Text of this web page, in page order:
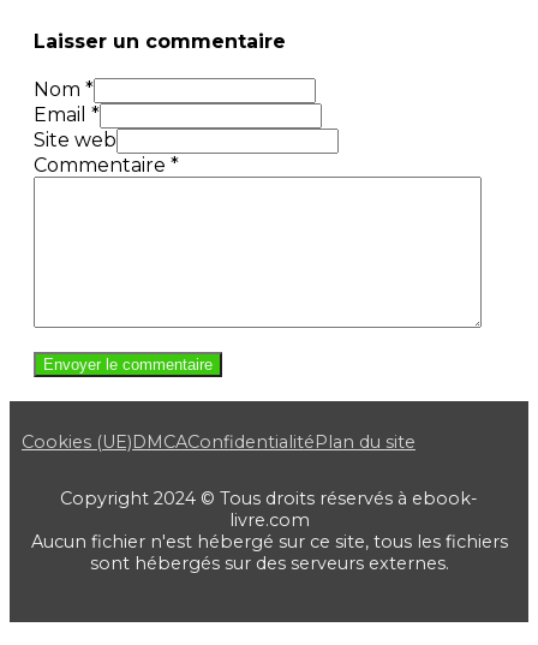
Laisser un commentaire
Nom *
Email *
Site web
Commentaire *
Cookies (UE)DMCAConfidentialitéPlan du site
Copyright 2024 © Tous droits réservés à ebook-
livre.com
Aucun fichier n'est hébergé sur ce site, tous les fichiers
sont hébergés sur des serveurs externes.